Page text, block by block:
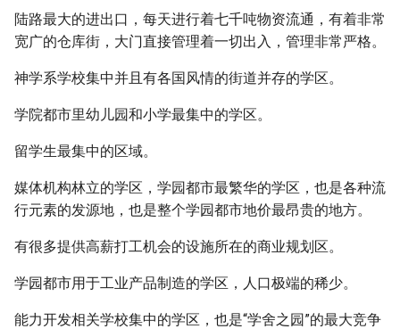
陆路最大的进出口，每天进行着七千吨物资流通，有着非常
宽广的仓库街，大门直接管理着一切出入，管理非常严格。
神学系学校集中并且有各国风情的街道并存的学区。
学院都市里幼儿园和小学最集中的学区。
留学生最集中的区域。
媒体机构林立的学区，学园都市最繁华的学区，也是各种流
行元素的发源地，也是整个学园都市地价最昂贵的地方。
有很多提供高薪打工机会的设施所在的商业规划区。
学园都市用于工业产品制造的学区，人口极端的稀少。
能力开发相关学校集中的学区，也是“学舍之园”的最大竞争